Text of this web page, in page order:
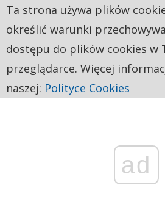
ad
Ta strona używa plików
określić warunki
dostępu do plików cookies w
przeglądarce. Więcej
naszej: Polityce Cookies